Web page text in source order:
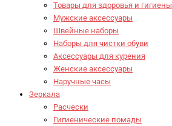
Товары для здоровья и гигиены
Мужские аксессуары
Швейные наборы
Наборы для чистки обуви
Аксессуары для курения
Женские аксессуары
Наручные часы
Зеркала
Расчески
Гигиенические помады